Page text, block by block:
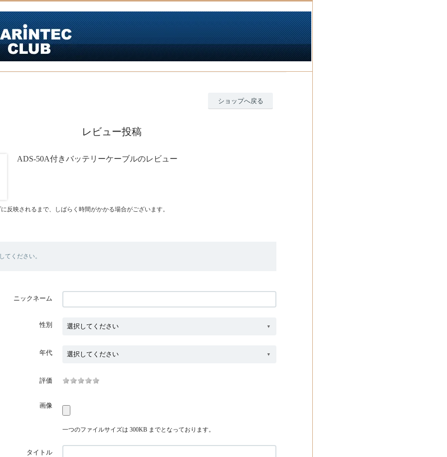
ショップへ戻る
レビュー投稿
ADS-50A付きバッテリーケーブルのレビュー
反映されるまで、しばらく時間がかかる場合がございます。
てください。
ニックネーム
性別
年代
評価
画像
一つのファイルサイズは 300KB までとなっております。
タイトル